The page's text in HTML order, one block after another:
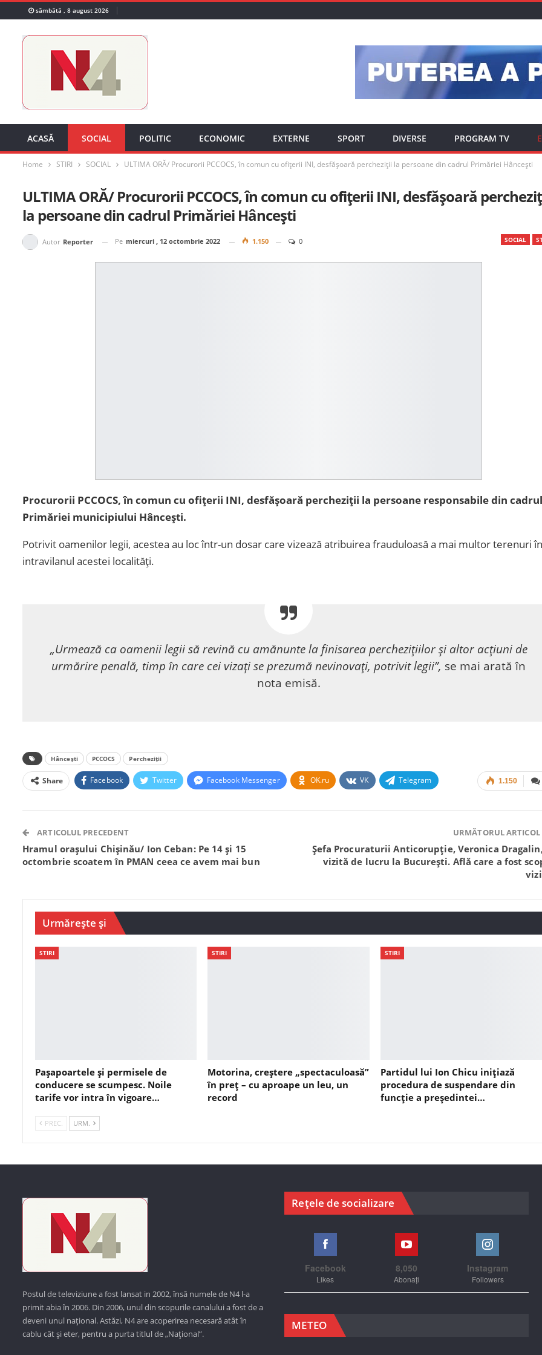
sâmbătă , 8 august 2026
ACASĂ SOCIAL POLITIC ECONOMIC EXTERNE SPORT DIVERSE PROGRAM TV
Home STIRI SOCIAL ULTIMA ORĂ/ Procurorii PCCOCS, în comun cu ofițerii INI, desfășoară percheziții la persoane din cadrul Primăriei Hâncești
ULTIMA ORĂ/ Procurorii PCCOCS, în comun cu ofițerii INI, desfășoară
la persoane din cadrul Primăriei Hâncești
SOCIAL
Autor Reporter Pe miercuri , 12 octombrie 2022 1.150 0
Procurorii PCCOCS, în comun cu ofițerii INI, desfășoară percheziții la persoane responsabile din cadrul
Primăriei municipiului Hâncești.
Potrivit oamenilor legii, acestea au loc într-un dosar care vizează atribuirea frauduloasă a mai multor terenuri în
intravilanul acestei localități.
„Urmează ca oamenii legii să revină cu amănunte la finisarea perchezițiilor și altor acțiuni de
urmărire penală, timp în care cei vizați se prezumă nevinovați, potrivit legii”, se mai arată în
nota emisă.
Hâncești PCCOCS Percheziții
1.150
Share Facebook Twitter Facebook Messenger OK.ru VK Telegram
ARTICOLUL PRECEDENT
Hramul orașului Chișinău/ Ion Ceban: Pe 14 şi 15
octombrie scoatem în PMAN ceea ce avem mai bun
URMĂTORUL ARTICOL
Șefa Procuraturii Anticorupție, Veronica
vizită de lucru la București. Află care a fost
Urmărește și
STIRI
Pașapoartele și permisele de
conducere se scumpesc. Noile
tarife vor intra în vigoare…
STIRI
Motorina, creștere „spectaculoasă”
în preț – cu aproape un leu, un
record
STIRI
Partidul lui Ion Chicu inițiază
procedura de suspendare din
funcție a președintei…
PREC. URM.
Postul de televiziune a fost lansat in 2002, însă numele de N4 l-a
primit abia în 2006. Din 2006, unul din scopurile canalului a fost de a
deveni unul național. Astăzi, N4 are acoperirea necesară atât în
cablu cât și eter, pentru a purta titlul de „Național”.
Rețele de socializare
Facebook
Likes
8,050
Abonați
Instagram
Followers
METEO